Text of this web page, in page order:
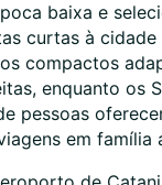
baixa e
curtas à cidade
compactos
enquanto os
pessoas
em família